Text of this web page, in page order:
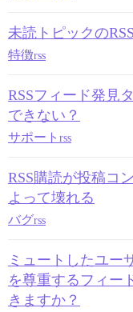
未読トピックの
特徴rss
RSSフィード発見
できない？
サポート rss
RSS購読が投稿コ
よって壊れる
バグrss
ミュートしたユー
を尊重するフィー
きますか？